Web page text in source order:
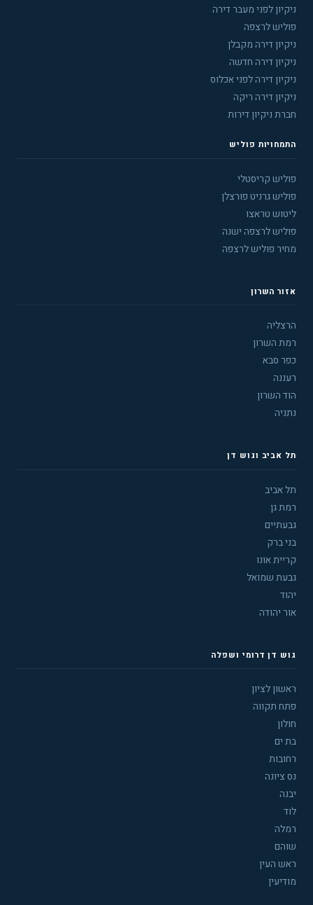
ניקיון לפני מעבר דירה
פוליש לרצפה
ניקיון דירה מקבלן
ניקיון דירה חדשה
ניקיון דירה לפני אכלוס
ניקיון דירה ריקה
חברת ניקיון דירות
התמחויות פוליש
פוליש קריסטלי
פוליש גרניט פורצלן
ליטוש טראצו
פוליש לרצפה ישנה
מחיר פוליש לרצפה
אזור השרון
הרצליה
רמת השרון
כפר סבא
רעננה
הוד השרון
נתניה
תל אביב וגוש דן
תל אביב
רמת גן
גבעתיים
בני ברק
קריית אונו
גבעת שמואל
יהוד
אור יהודה
גוש דן דרומי ושפלה
ראשון לציון
פתח תקווה
חולון
בת ים
רחובות
נס ציונה
יבנה
לוד
רמלה
שוהם
ראש העין
מודיעין